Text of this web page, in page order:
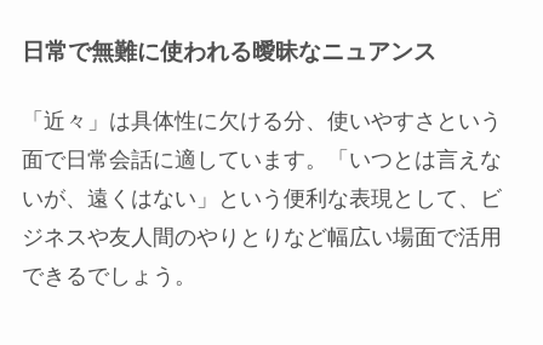
日常で無難に使われる曖昧なニュアンス
「近々」は具体性に欠ける分、使いやすさという
面で日常会話に適しています。「いつとは言えな
いが、遠くはない」という便利な表現として、ビ
ジネスや友人間のやりとりなど幅広い場面で活用
できるでしょう。